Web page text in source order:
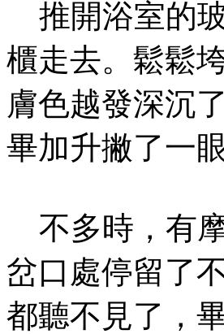
推開浴室的
櫃走去。鬆鬆
膚色越發深沉
畢加升撇了一
不多時，有
岔口處停留了
都聽不見了，